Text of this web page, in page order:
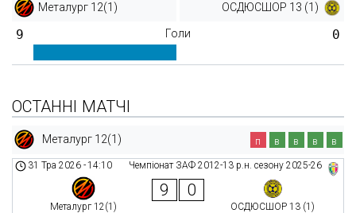
Металург 12(1) ОСДЮСШОР 13 (1)
9 Голи 0
ОСТАННІ МАТЧІ
Металург 12(1) п в в в в
Чемпіонат ЗАФ 2012-13 р.н. сезону 2025-26
31 Тра 2026 -14:10
Металург 12(1)
9 0
ОСДЮСШОР 13 (1)